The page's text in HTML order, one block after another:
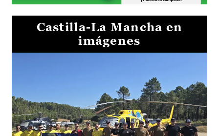
Castilla-La Mancha en
imágenes